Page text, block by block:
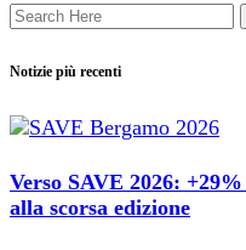
Notizie più recenti
Verso SAVE 2026:
alla scorsa edizione